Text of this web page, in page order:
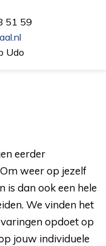
51 59
Udo
eerder
weer op jezelf
is dan ook een hele
We vinden het
opdoet op
jouw individuele